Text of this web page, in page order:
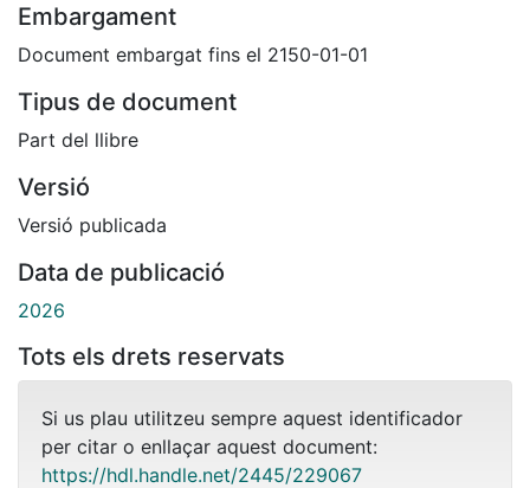
Embargament
Document embargat fins el 2150-01-01
Tipus de document
Part del llibre
Versió
Versió publicada
Data de publicació
2026
Tots els drets reservats
Si us plau utilitzeu sempre aquest identificador
per citar o enllaçar aquest document:
https://hdl.handle.net/2445/229067